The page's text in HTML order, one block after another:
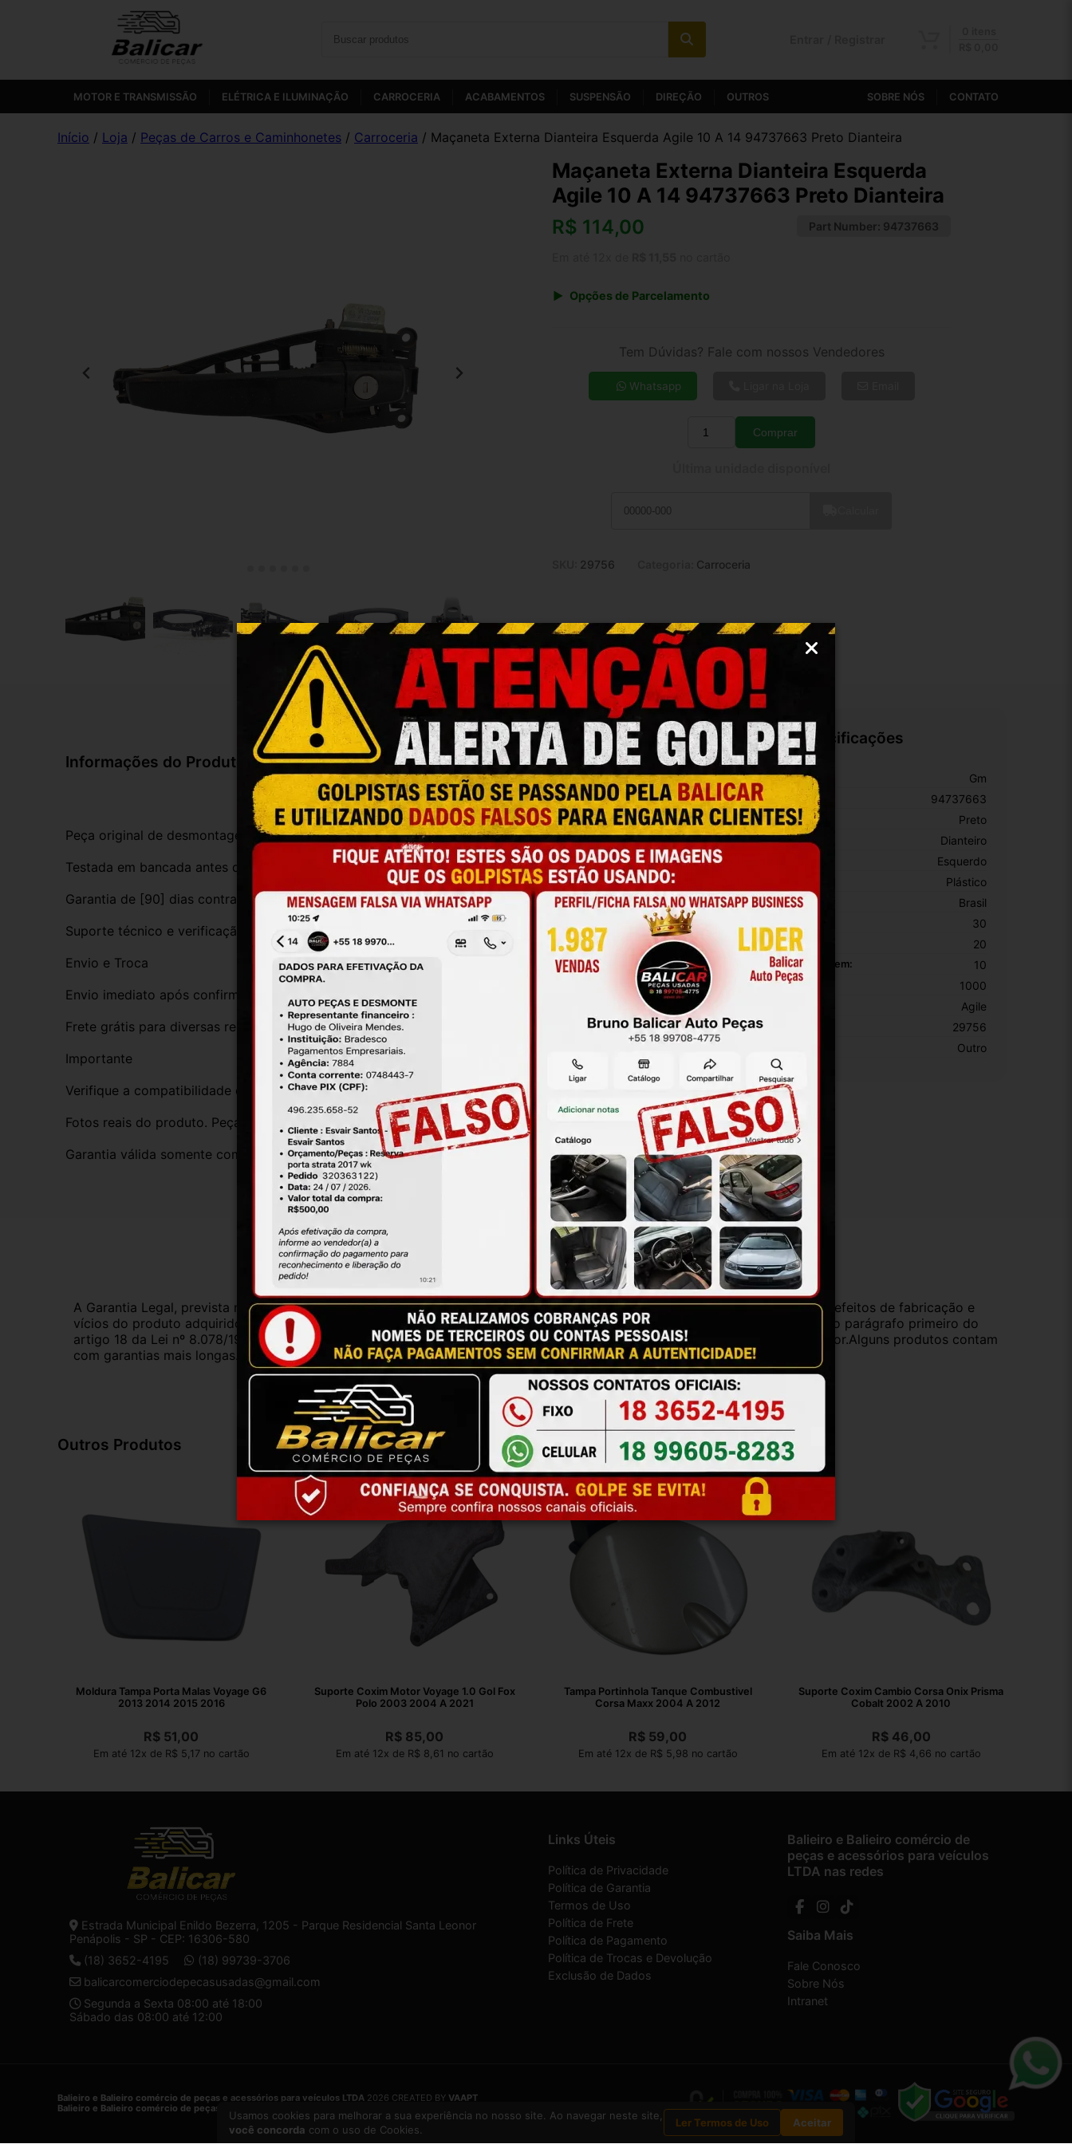
MOTOR E TRANSMISSÃO ELÉTRICA E ILUMINAÇÃO CARROCERIA ACABAMENTOS SUSPENSÃO DIREÇÃO OUTROS SOBRE NÓS CONTATO
Início / Loja / Peças de Carros e Caminhonetes / Carroceria / Maçaneta Externa Dianteira Esquerda Agile 10 A 14 94737663 Preto Dianteira
Maçaneta Externa Dianteira Esquerda
Agile 10 A 14 94737663 Preto Dianteira
R$ 114,00 Part Number: 94737663
Opções de Parcelamento
7x de R$ 18,68
9x de R$ 14,91
Tem Dúvidas? Fale com nossos Vendedores
Whatsapp
Quantidade
Comprar
29756 Carroceria
Informações do Produto
Peça original de desmontagem, com procedência e qualidade
Testada em bancada antes do envio
Garantia de [90] dias contra defeitos de funcionamento
Suporte técnico e verificação de compatibilidade antes da compra
Envio e Troca
Envio imediato após confirmação da compra
Frete grátis para diversas regiões do Brasil
Importante
Verifique a compatibilidade com seu veículo. Tire suas dúvidas no campo de perguntas!
Fotos reais do produto. Peça exatamente igual à das imagens.
Garantia válida somente com instalação por profissional qualificado.
Especificações
Marca: Gm
Número De Peça: 94737663
Cor: Preto
Posição: Dianteiro
Lado: Esquerdo
Plástico
Origem: Brasil
30
Largura Da Embalagem: 20
Comprimento Da Embalagem: 10
Peso Da Embalagem: 1000
Agile
SKU: 29756
Outro
Garantia Certificado de Procedência Troca e Devolução
A Garantia Legal, prevista no Código de Defesa do Consumidor, é de 90 (noventa) dias a partir da data da compra e cobre defeitos de fabricação e
vícios do produto adquirido.Na impossibilidade de reparar o produto, o cliente poderá escolher dentre as opções previstas no parágrafo primeiro do
artigo 18 da Lei nº 8.078/1990, ou, ainda, a utilização do crédito como parte do pagamento de outro produto de valor superior.Alguns produtos contam
com garantias mais longas. Consulte nossos vendedores. A ga...
Ler mais
Outros Produtos
Moldura Tampa Porta Malas Voyage G6
2013 2014 2015 2016
R$ 51,00
Em até 12x de R$ 5,17 no cartão
Suporte Coxim Motor Voyage 1.0 Gol Fox
Polo 2003 2004 A 2021
R$ 85,00
Em até 12x de R$ 8,61 no cartão
Tampa Portinhola Tanque Combustivel
Corsa Maxx 2004 A 2012
R$ 59,00
Em até 12x de R$ 5,98 no cartão
Suporte Coxim Cambio Corsa Onix Prisma
Cobalt 2002 A 2010
R$46,00
Em até 12x de R$ 4,66 no cartão
Estrada Municipal Enildo Bezerra, 1205 - Parque Residencial Santa Leonor
Penápolis - SP - CEP: 16306-580
(18) 3652-4195
(18) 99739-3706
balicarcomerciodepecasusadas@gmail.com
Segunda a Sexta 08:00 até 18:00
Sábado das 08:00 até 12:00
Links Úteis
Política de Privacidade
Política de Garantia
Termos de Uso
Política de Frete
Política de Pagamento
Política de Trocas e Devolução
Exclusão de Dados
Balieiro e Balieiro comércio de
peças e acessórios para veículos
LTDA nas redes
Saiba Mais
Fale Conosco
Sobre Nós
Intranet
Balieiro e Balieiro comércio de peças e acessórios para veículos LTDA 2026 CREATED BY VAAPT
Balieiro e Balieiro comércio de peças e acessórios para veículos LTDA
Usamos cookies para melhorar a sua experiência no nosso site. Ao navegar neste site,
você concorda com o uso de Cookies.
Ler Termos de Uso Aceitar